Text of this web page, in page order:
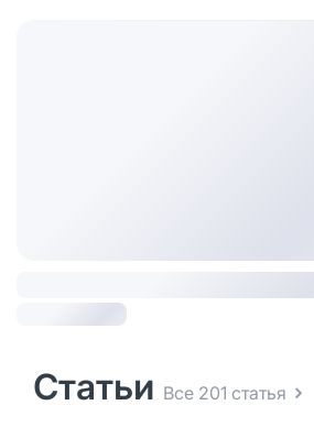
Статьи Все 201 статья